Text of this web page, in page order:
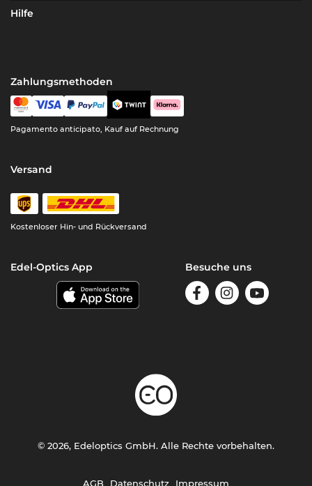
Hilfe
Zahlungsmethoden
Pagamento anticipato, Kauf auf Rechnung
Versand
Kostenloser Hin- und Rückversand
Edel-Optics App Besuche uns
AGB Datenschutz Impressum
© 2026, Edeloptics GmbH. Alle Rechte vorbehalten.